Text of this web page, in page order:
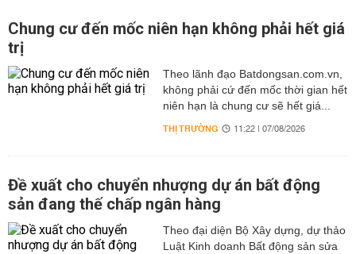
Chung cư đến mốc niên hạn không phải hết giá
trị
Theo lãnh đạo Batdongsan.com.vn,
không phải cứ đến mốc thời gian hết
niên hạn là chung cư sẽ hết giá...
THỊ TRƯỜNG 11:22 | 07/08/2026
Đề xuất cho chuyển nhượng dự án bất động
sản đang thế chấp ngân hàng
Theo đại diện Bộ Xây dựng, dự thảo
Luật Kinh doanh Bất động sản sửa